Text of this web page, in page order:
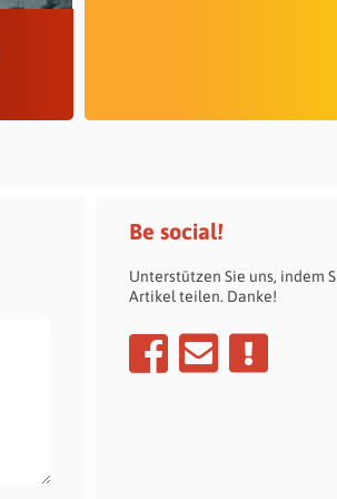
Be social!
Unterstützen Sie uns, indem
Artikel teilen. Danke!